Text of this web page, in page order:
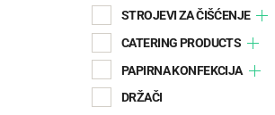
STROJEVI ZA ČIŠĆENJE
CATERING PRODUCTS
PAPIRNA KONFEKCIJA
DRŽAČI